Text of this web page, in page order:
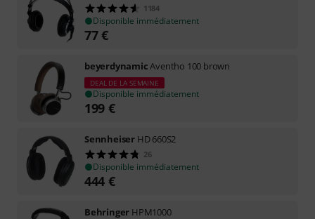
1184
Disponible immédiatement
77€
beyerdynamicAventho 100 brown
DEAL DE LA SEMAINE
Disponible immédiatement
199 €
Sennheiser HD 660S2
26
Disponible immédiatement
444 €
Behringer HPM1000